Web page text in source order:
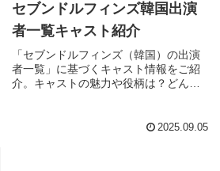
セブンドルフィンズ韓国出演
者一覧キャスト紹介
「セブンドルフィンズ（韓国）の出演
者一覧」に基づくキャスト情報をご紹
介。キャストの魅力や役柄は？どんな
2025.09.05